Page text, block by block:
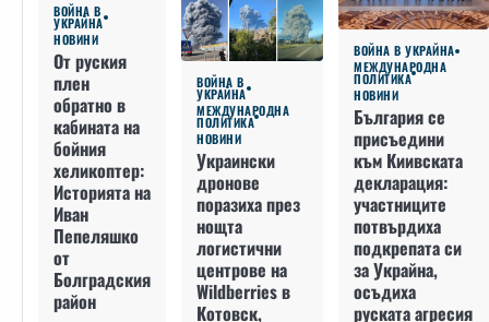
ВОЙНА В
УКРАЙНА
НОВИНИ
От руския
плен
обратно в
кабината на
бойния
хеликоптер:
Историята на
Иван
Пепеляшко
от
Болградския
район
ВОЙНА В
УКРАЙНА
МЕЖДУНАРОДНА
ПОЛИТИКА
НОВИНИ
Украински
дронове
поразиха през
нощта
логистични
центрове на
Wildberries в
Котовск,
ВОЙНА В УКРАЙНА
МЕЖДУНАРОДНА
ПОЛИТИКА
НОВИНИ
България се
присъедини
към Киивската
декларация:
участниците
потвърдиха
подкрепата си
за Украйна,
осъдиха
руската агресия